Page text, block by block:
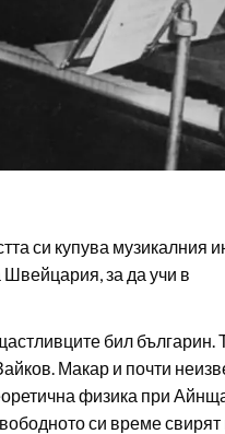
си купува музикалния
за да учи в
бил българин.
Макар и почти
физика при
си време свирят